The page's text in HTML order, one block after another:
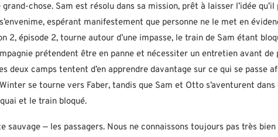
grand-chose. Sam est résolu dans sa mission, prêt à laisser l’idée
espérant manifestement que personne ne le met en
2, épisode 2, tourne autour d’une impasse, le train de Sam étant
prétendent être en panne et nécessiter un entretien avant de
deux camps tentent d’en apprendre davantage sur ce qui se passe
se tourne vers Faber, tandis que Sam et Otto s’aventurent dans
et le train bloqué.
sauvage — les passagers. Nous ne connaissons toujours pas très